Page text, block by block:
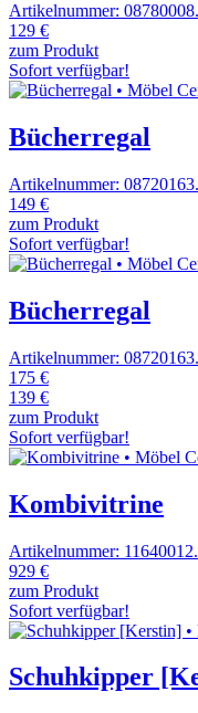
Artikelnummer:
129 €
zum Produkt
Sofort verfügbar!
Bücherregal
Artikelnummer:
149 €
zum Produkt
Sofort verfügbar!
Bücherregal
Artikelnummer:
175 €
139 €
zum Produkt
Sofort verfügbar!
Kombivitrine
Artikelnummer:
929 €
zum Produkt
Sofort verfügbar!
Schuhkipper